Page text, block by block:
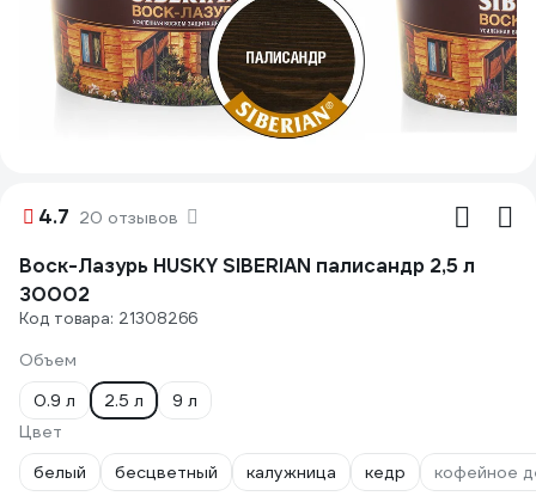
4.7 20 отзывов
Воск-Лазурь HUSKY SIBERIAN палисандр 2,5 л
30002
Код товара: 21308266
Объем
0.9 л
2.5 л
9 л
Цвет
белый
бесцветный калужница кедр кофейное